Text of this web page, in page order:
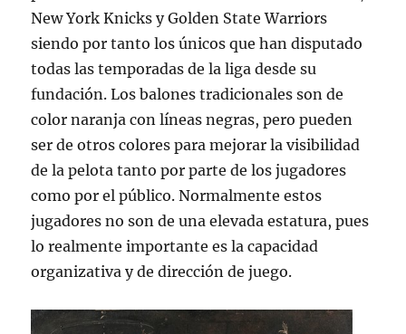
New York Knicks y Golden State Warriors
siendo por tanto los únicos que han disputado
todas las temporadas de la liga desde su
fundación. Los balones tradicionales son de
color naranja con líneas negras, pero pueden
ser de otros colores para mejorar la visibilidad
de la pelota tanto por parte de los jugadores
como por el público. Normalmente estos
jugadores no son de una elevada estatura, pues
lo realmente importante es la capacidad
organizativa y de dirección de juego.